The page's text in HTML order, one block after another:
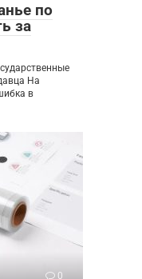
по
за
На
в
0